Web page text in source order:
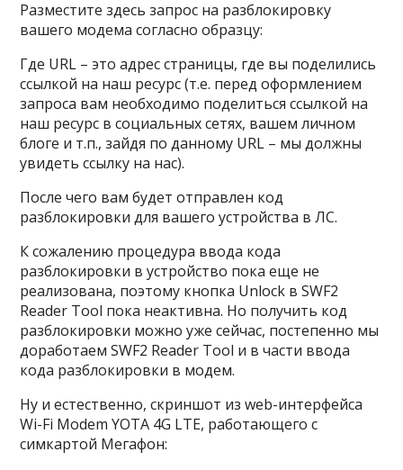
Разместите здесь запрос на разблокировку
вашего модема согласно образцу:
Где URL – это адрес страницы, где вы поделились
ссылкой на наш ресурс (т.е. перед оформлением
запроса вам необходимо поделиться ссылкой на
наш ресурс в социальных сетях, вашем личном
блоге и т.п., зайдя по данному URL – мы должны
увидеть ссылку на нас).
После чего вам будет отправлен код
разблокировки для вашего устройства в ЛС.
К сожалению процедура ввода кода
разблокировки в устройство пока еще не
реализована, поэтому кнопка Unlock в SWF2
Reader Tool пока неактивна. Но получить код
разблокировки можно уже сейчас, постепенно мы
доработаем SWF2 Reader Tool и в части ввода
кода разблокировки в модем.
Ну и естественно, скриншот из web-интерфейса
Wi-Fi Modem YOTA 4G LTE, работающего с
симкартой Мегафон: